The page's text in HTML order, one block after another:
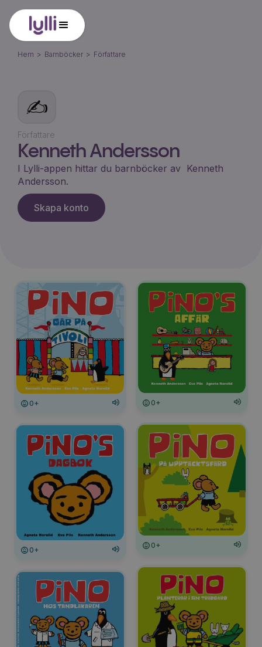
Hem > Barnböcker > Författare
✍️
Författare
Kenneth Andersson
I Lylli-appen hittar du barnböcker av Kenneth
Andersson.
Skapa konto
0+ 0+
0+
0+